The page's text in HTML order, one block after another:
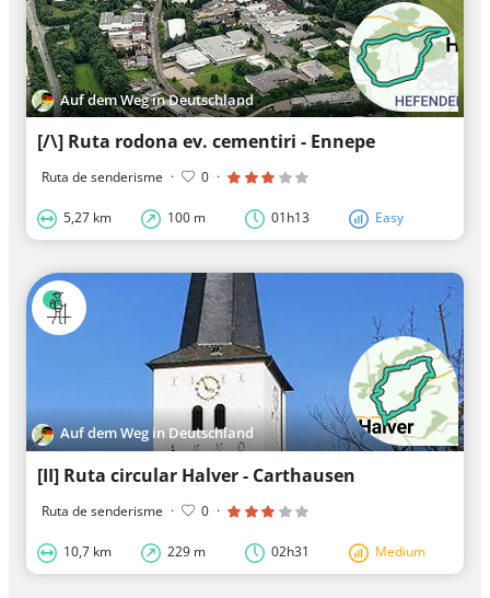
Auf dem Weg in Deutschland
[/\] Ruta rodona ev. cementiri - Ennepe
Ruta de senderisme · 0 ·
5,27 km 100 m 01h13 Easy
Auf dem Weg in Deutschland
[II] Ruta circular Halver - Carthausen
Ruta de senderisme · 0 ·
10,7 km 229 m 02h31 Medium